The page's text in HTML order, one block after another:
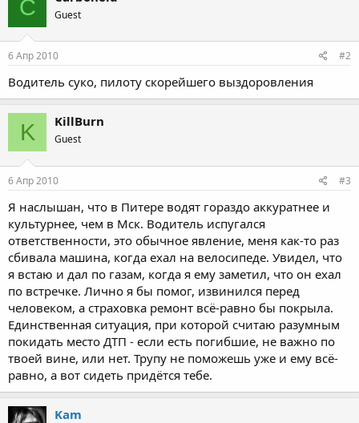
C Guest
6 Апр 2010 #2
Водитель суко, пилоту скорейшего выздоровления
K KillBurn
Guest
6 Апр 2010 #3
Я наслышан, что в Питере водят гораздо аккуратнее и
культурнее, чем в Мск. Водитель испугался
ответственности, это обычное явление, меня как-то раз
сбивала машина, когда ехал на велосипеде. Увидел, что
я встаю и дал по газам, когда я ему заметил, что он ехал
по встречке. Лично я бы помог, извинился перед
человеком, а страховка ремонт всё-равно бы покрыла.
Единственная ситуация, при которой считаю разумным
покидать место ДТП - если есть погибшие, не важно по
твоей вине, или нет. Трупу не поможешь уже и ему всё-
равно, а вот сидеть придётся тебе.
Kam